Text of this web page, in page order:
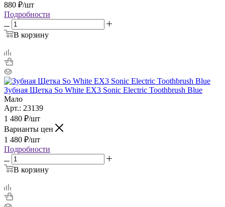
880 ₽/шт
Подробности
В корзину
Зубная Щетка So White EX3 Sonic Electric Toothbrush Blue
Мало
Арт.: 23139
1 480 ₽/шт
Варианты цен
1 480 ₽/шт
Подробности
В корзину